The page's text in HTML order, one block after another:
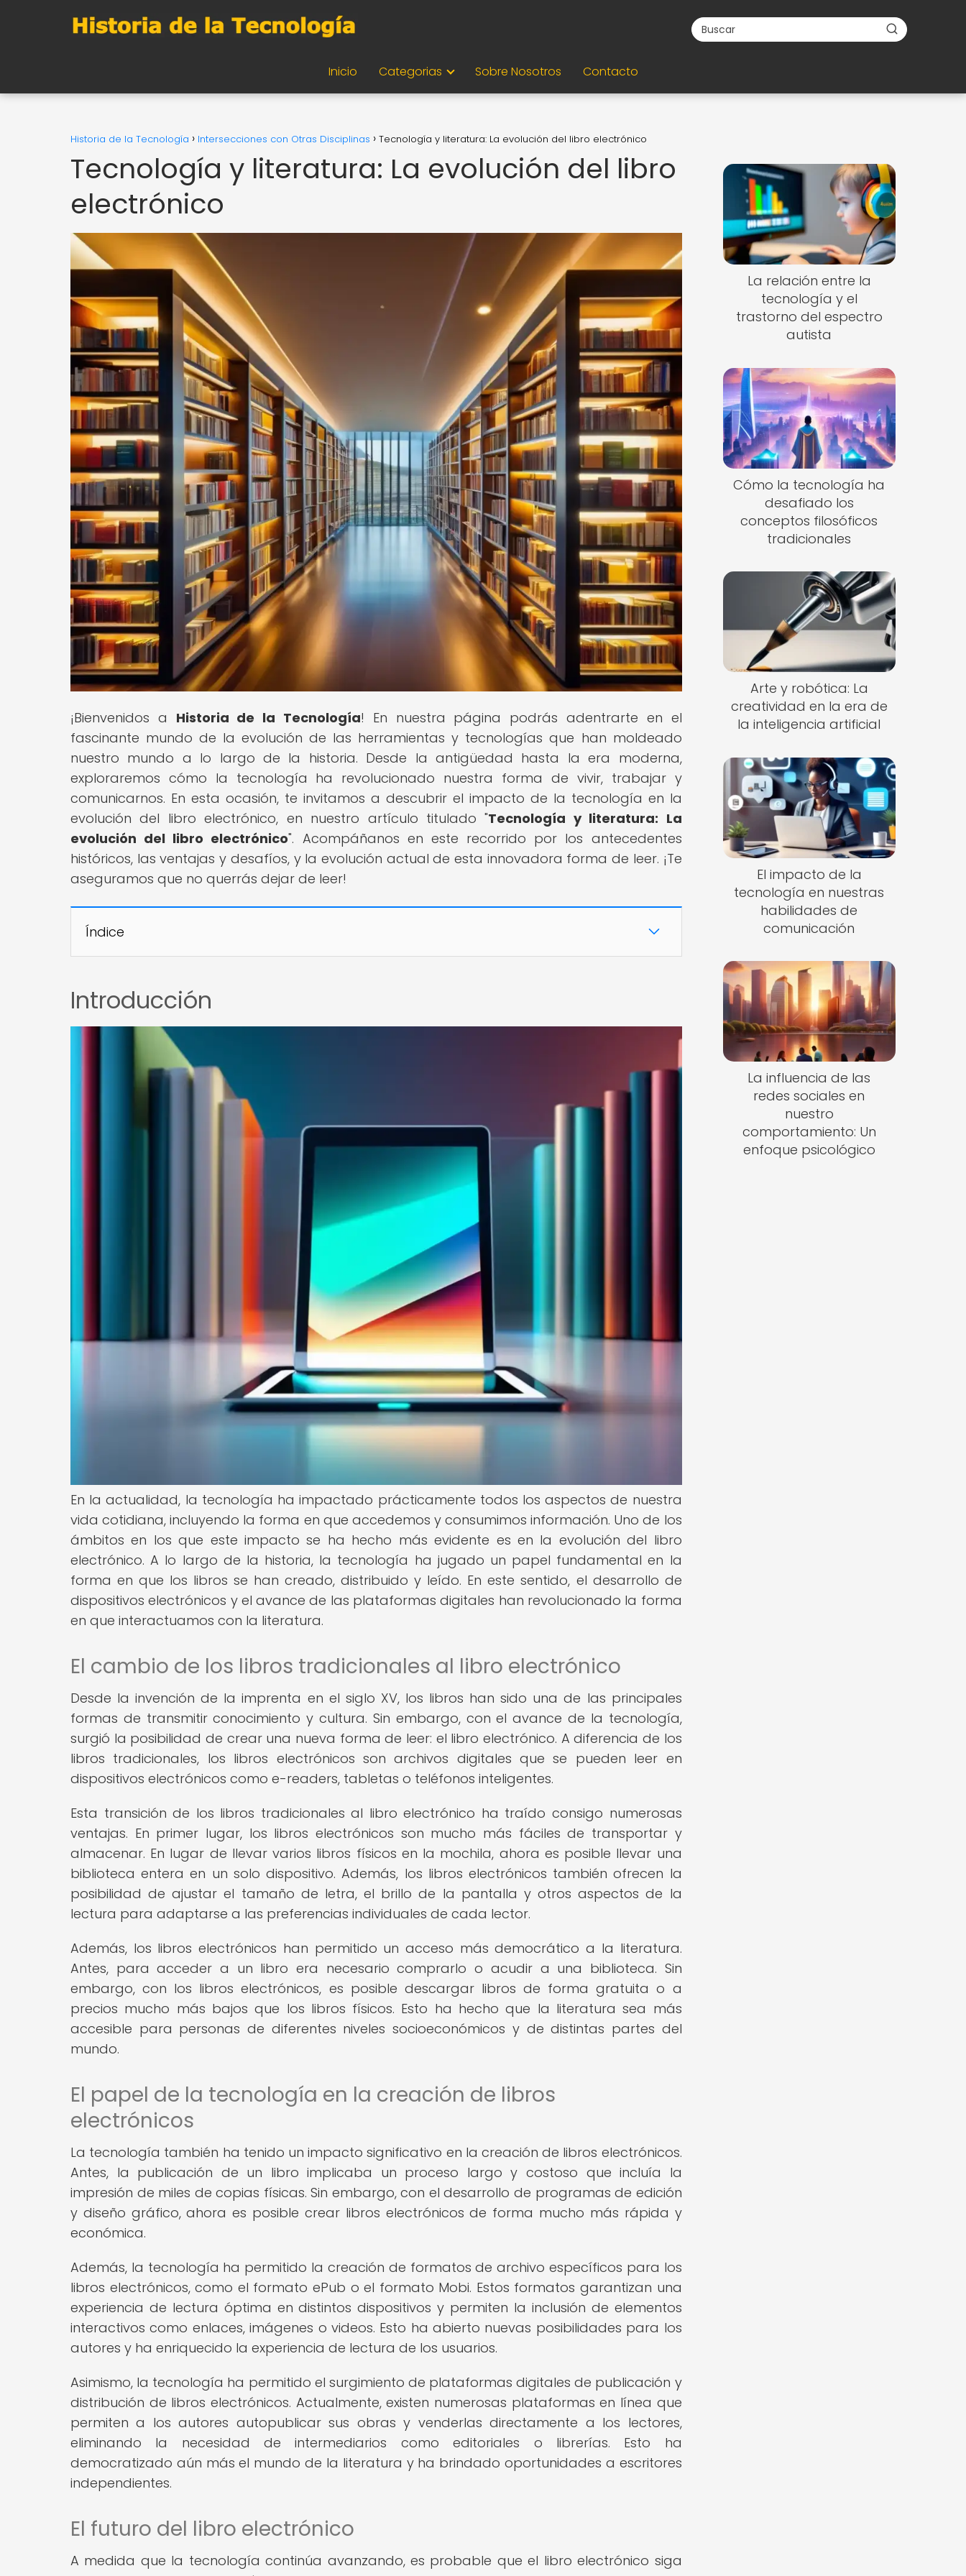
Inicio Categorias Sobre Nosotros Contacto
Historia de la Tecnología Intersecciones con Otras Disciplinas Tecnología y literatura: La evolución del libro electrónico
Tecnología y literatura: La evolución del libro
electrónico
¡Bienvenidos a Historia de la Tecnología! En nuestra página podrás adentrarte en el
fascinante mundo de la evolución de las herramientas y tecnologías que han moldeado
nuestro mundo a lo largo de la historia. Desde la antigüedad hasta la era moderna,
exploraremos cómo la tecnología ha revolucionado nuestra forma de vivir, trabajar y
comunicarnos. En esta ocasión, te invitamos a descubrir el impacto de la tecnología en la
evolución del libro electrónico, en nuestro artículo titulado "Tecnología y literatura: La
evolución del libro electrónico". Acompáñanos en este recorrido por los antecedentes
históricos, las ventajas y desafíos, y la evolución actual de esta innovadora forma de leer. ¡Te
aseguramos que no querrás dejar de leer!
Índice
Introducción
En la actualidad, la tecnología ha impactado prácticamente todos los aspectos de nuestra
vida cotidiana, incluyendo la forma en que accedemos y consumimos información. Uno de los
ámbitos en los que este impacto se ha hecho más evidente es en la evolución del libro
electrónico. A lo largo de la historia, la tecnología ha jugado un papel fundamental en la
forma en que los libros se han creado, distribuido y leído. En este sentido, el desarrollo de
dispositivos electrónicos y el avance de las plataformas digitales han revolucionado la forma
en que interactuamos con la literatura.
El cambio de los libros tradicionales al libro electrónico
Desde la invención de la imprenta en el siglo XV, los libros han sido una de las principales
formas de transmitir conocimiento y cultura. Sin embargo, con el avance de la tecnología,
surgió la posibilidad de crear una nueva forma de leer: el libro electrónico. A diferencia de los
libros tradicionales, los libros electrónicos son archivos digitales que se pueden leer en
dispositivos electrónicos como e-readers, tabletas o teléfonos inteligentes.
Esta transición de los libros tradicionales al libro electrónico ha traído consigo numerosas
ventajas. En primer lugar, los libros electrónicos son mucho más fáciles de transportar y
almacenar. En lugar de llevar varios libros físicos en la mochila, ahora es posible llevar una
biblioteca entera en un solo dispositivo. Además, los libros electrónicos también ofrecen la
posibilidad de ajustar el tamaño de letra, el brillo de la pantalla y otros aspectos de la
lectura para adaptarse a las preferencias individuales de cada lector.
Además, los libros electrónicos han permitido un acceso más democrático a la literatura.
Antes, para acceder a un libro era necesario comprarlo o acudir a una biblioteca. Sin
embargo, con los libros electrónicos, es posible descargar libros de forma gratuita o a
precios mucho más bajos que los libros físicos. Esto ha hecho que la literatura sea más
accesible para personas de diferentes niveles socioeconómicos y de distintas partes del
mundo.
El papel de la tecnología en la creación de libros
electrónicos
La tecnología también ha tenido un impacto significativo en la creación de libros electrónicos.
Antes, la publicación de un libro implicaba un proceso largo y costoso que incluía la
impresión de miles de copias físicas. Sin embargo, con el desarrollo de programas de edición
y diseño gráfico, ahora es posible crear libros electrónicos de forma mucho más rápida y
económica.
Además, la tecnología ha permitido la creación de formatos de archivo específicos para los
libros electrónicos, como el formato ePub o el formato Mobi. Estos formatos garantizan una
experiencia de lectura óptima en distintos dispositivos y permiten la inclusión de elementos
interactivos como enlaces, imágenes o videos. Esto ha abierto nuevas posibilidades para los
autores y ha enriquecido la experiencia de lectura de los usuarios.
Asimismo, la tecnología ha permitido el surgimiento de plataformas digitales de publicación y
distribución de libros electrónicos. Actualmente, existen numerosas plataformas en línea que
permiten a los autores autopublicar sus obras y venderlas directamente a los lectores,
eliminando la necesidad de intermediarios como editoriales o librerías. Esto ha
democratizado aún más el mundo de la literatura y ha brindado oportunidades a escritores
independientes.
El futuro del libro electrónico
A medida que la tecnología continúa avanzando, es probable que el libro electrónico siga
La relación entre la
tecnología y el
trastorno del espectro
autista
Cómo la tecnología ha
desafiado los
conceptos filosóficos
tradicionales
Arte y robótica: La
creatividad en la era de
la inteligencia artificial
El impacto de la
tecnología en nuestras
habilidades de
comunicación
La influencia de las
redes sociales en
nuestro
comportamiento: Un
enfoque psicológico